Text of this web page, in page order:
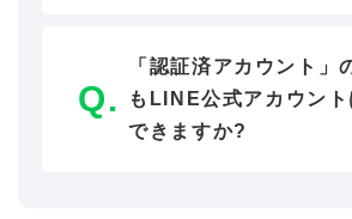
「認証済アカウント」
もLINE公式アカウント
できますか?